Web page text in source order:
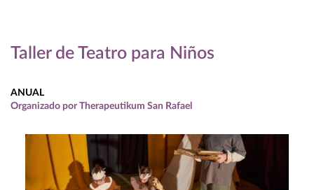
Taller de Teatro para Niños
ANUAL
Organizado por Therapeutikum San Rafael